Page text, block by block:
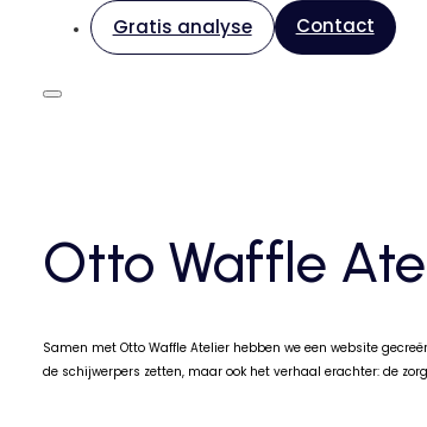
Gratis analyse Contact
Otto Waffle
Samen met Otto Waffle Atelier hebben we een website
de schijwerpers zetten, maar ook het verhaal erachter: de